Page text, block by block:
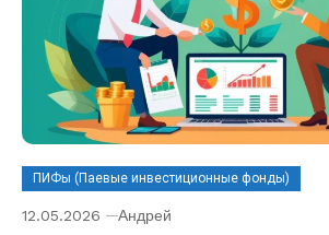
ПИФы (Паевые инвестиционные фонды)
12.05.2026 Андрей